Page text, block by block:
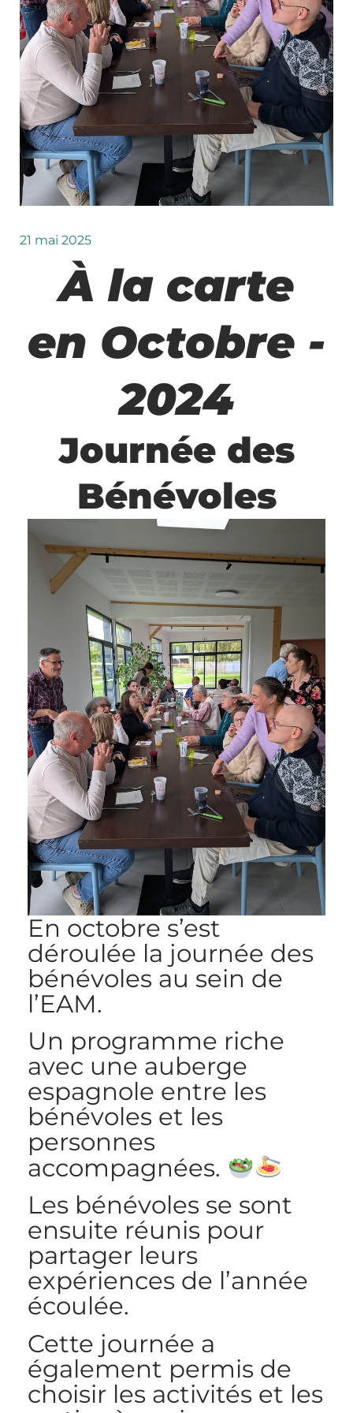
21 mai 2025
À la carte
en Octobre -
2024
Journée des
Bénévoles
En octobre s’est
déroulée la journée des
bénévoles au sein de
l’EAM.
Un programme riche
avec une auberge
espagnole entre les
bénévoles et les
personnes
accompagnées.
Les bénévoles se sont
ensuite réunis pour
partager leurs
expériences de l’année
écoulée.
Cette journée a
également permis de
choisir les activités et les